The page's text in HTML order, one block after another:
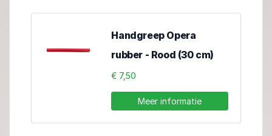
Handgreep Opera
rubber - Rood (30 cm)
€ 7,50
Meer informatie